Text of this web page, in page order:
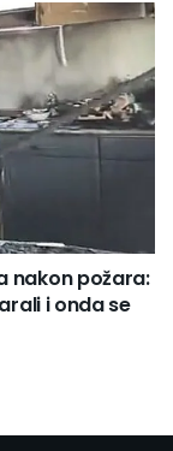
nakon požara:
i onda se